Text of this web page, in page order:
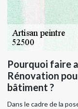
Pourquoi faire
Rénovation
bâtiment ?
Dans le cadre de la